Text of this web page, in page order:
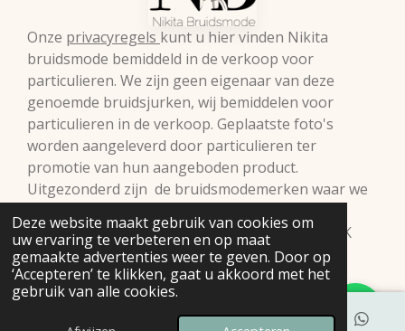
Deze website maakt gebruik van cookies om
uw ervaring te verbeteren en op maat
gemaakte advertenties weer te geven. Door op
‘Accepteren’ te klikken, gaat u akkoord met het
gebruik van alle cookies.
Onze privacyregels kunt u hier vinden Nikita
bruidsmode bemiddeld in de verkoop voor
particulieren. We zijn geen eigenaar van deze
genoemde bruidsjurken, wij bemiddelen voor
particulieren in de verkoop. Geplaatste foto's
worden aangeleverd door particulieren ter
promotie van hun aangeboden product.
Uitgezonderd zijn de bruidsmodemerken waar we
voorbehoud.© 2009 Nikita Bruidsmode B.V. KVK
98293397